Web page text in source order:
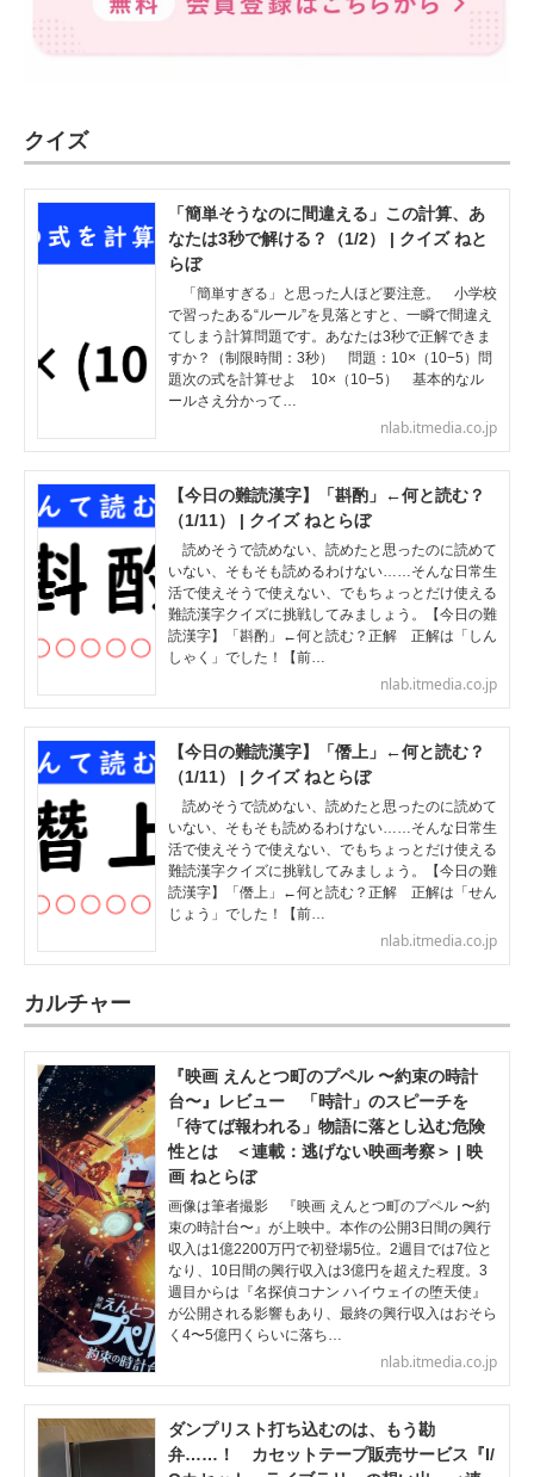
クイズ
「簡単そうなのに間違える」この計算、あ
なたは3秒で解ける？（1/2） | クイズ ねと
らぼ
「簡単すぎる」と思った人ほど要注意。 小学校
で習ったある“ルール”を見落とすと、一瞬で間違え
てしまう計算問題です。あなたは3秒で正解できま
すか？（制限時間：3秒） 問題：10×（10−5）問
題次の式を計算せよ 10×（10−5） 基本的なル
ールさえ分かって…
nlab.itmedia.co.jp
【今日の難読漢字】「斟酌」←何と読む？
（1/11） | クイズ ねとらぼ
読めそうで読めない、読めたと思ったのに読めて
いない、そもそも読めるわけない……そんな日常生
活で使えそうで使えない、でもちょっとだけ使える
難読漢字クイズに挑戦してみましょう。【今日の難
読漢字】「斟酌」←何と読む？正解 正解は「しん
しゃく」でした！【前…
nlab.itmedia.co.jp
【今日の難読漢字】「僭上」←何と読む？
（1/11） | クイズ ねとらぼ
読めそうで読めない、読めたと思ったのに読めて
いない、そもそも読めるわけない……そんな日常生
活で使えそうで使えない、でもちょっとだけ使える
難読漢字クイズに挑戦してみましょう。【今日の難
読漢字】「僭上」←何と読む？正解 正解は「せん
じょう」でした！【前…
nlab.itmedia.co.jp
カルチャー
『映画 えんとつ町のプペル 〜約束の時計
台〜』レビュー 「時計」のスピーチを
「待てば報われる」物語に落とし込む危険
性とは ＜連載：逃げない映画考察＞ | 映
画 ねとらぼ
画像は筆者撮影 『映画 えんとつ町のプペル 〜約
束の時計台〜』が上映中。本作の公開3日間の興行
収入は1億2200万円で初登場5位。2週目では7位と
なり、10日間の興行収入は3億円を超えた程度。3
週目からは『名探偵コナン ハイウェイの堕天使』
が公開される影響もあり、最終の興行収入はおそら
く4〜5億円くらいに落ち…
nlab.itmedia.co.jp
ダンプリスト打ち込むのは、もう勘
弁……！ カセットテープ販売サービス『I/